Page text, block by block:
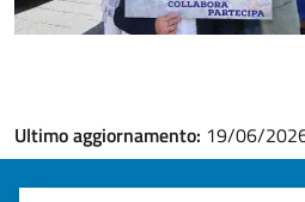
Ultimo aggiornamento: 19/06/